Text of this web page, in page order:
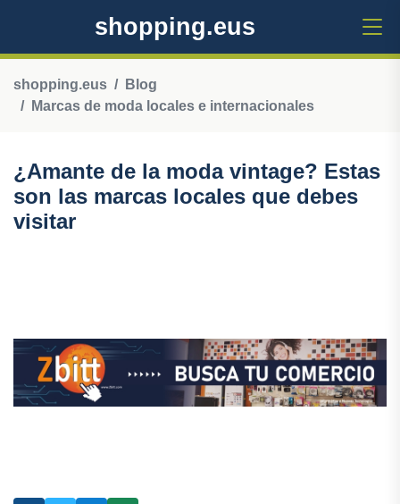
shopping.eus
shopping.eus
Blog
Marcas de moda locales e internacionales
¿Amante de la moda vintage? Estas
son las marcas locales que debes
visitar